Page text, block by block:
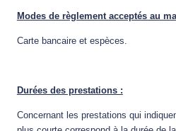
Modes de règlement acceptés au
Carte bancaire et espèces.
Durées des prestations :
Concernant les prestations qui